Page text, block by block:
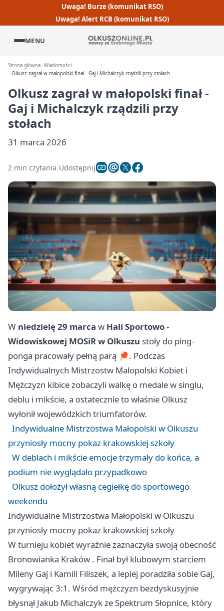
Uwaga! Burze (komunikat RSO)
Uwaga! Alert RCB (komunikat RSO)
MENU
Strona główna Wiadomości
Olkusz zagrał w małopolski finał - Gaj i Michalczyk rządzili przy stołach
Olkusz zagrał w małopolski finał -
Gaj i Michalczyk rządzili przy
stołach
31 marca 2026
2 min czytania Udostępnij
W niedzielę 29 marca w Hali Sportowo -
Widowiskowej MOSiR w Olkuszu stoły do ping-
ponga pracowały pełną parą 🏓. Podczas
Indywidualnych Mistrzostw Małopolski Kobiet i
Mężczyzn kibice zobaczyli walkę o medale w singlu,
deblu i mikście, a ostatecznie to właśnie Olkusz
wyłonił wojewódzkich triumfatorów.
Indywidualne Mistrzostwa Małopolski w Olkuszu
przyniosły mocny pokaz krakowskiej szkoły
W deblach i mikście emocje trzymały do końca, a
podium nie wyglądało przypadkowo
Olkusz dołożył własną cegiełkę do sportowego
weekendu
Indywidualne Mistrzostwa Małopolski w Olkuszu
przyniosły mocny pokaz krakowskiej szkoły
W turnieju kobiet wyraźnie zaznaczyła swoją obecność
Bronowianka Kraków . Finał był klubowym starciem
Mileny Gaj i Kamili Filiszek, a lepiej poradziła sobie Gaj,
wygrywając 3:1. Wśród mężczyzn bezdyskusyjnie
błysnął Jakub Michalczyk ze Spektrum Słopnice, który